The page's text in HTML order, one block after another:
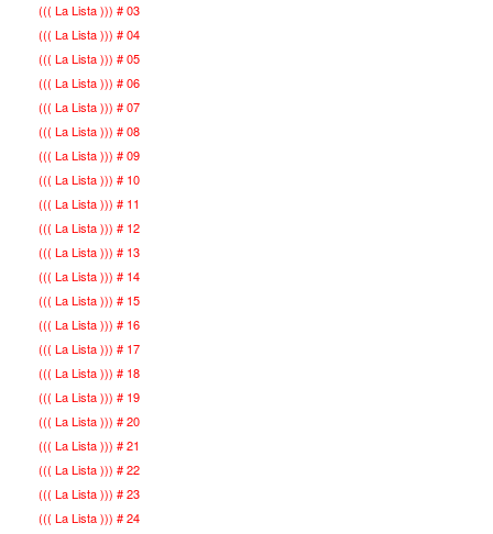
((( La Lista ))) # 03
((( La Lista ))) # 04
((( La Lista ))) # 05
((( La Lista ))) # 06
((( La Lista ))) # 07
((( La Lista ))) # 08
((( La Lista ))) # 09
((( La Lista ))) # 10
((( La Lista ))) # 11
((( La Lista ))) # 12
((( La Lista ))) # 13
((( La Lista ))) # 14
((( La Lista ))) # 15
((( La Lista ))) # 16
((( La Lista ))) # 17
((( La Lista ))) # 18
((( La Lista ))) # 19
((( La Lista ))) # 20
((( La Lista ))) # 21
((( La Lista ))) # 22
((( La Lista ))) # 23
((( La Lista ))) # 24